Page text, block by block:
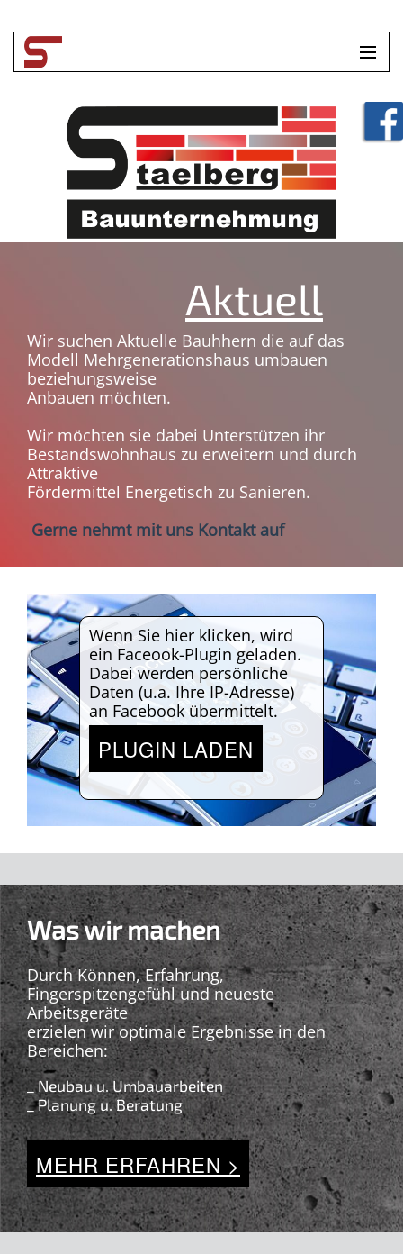
UNTERNEHMEN
LEISTUNGEN
TOOLBOX
Aktuell
Wir suchen Aktuelle Bauhhern die auf das
Modell Mehrgenerationshaus umbauen
beziehungsweise
Anbauen möchten.
Wir möchten sie dabei Unterstützen ihr
Bestandswohnhaus zu erweitern und durch
Attraktive
Fördermittel Energetisch zu Sanieren.
Gerne nehmt mit uns Kontakt auf
Wenn Sie hier klicken, wird
ein Faceook-Plugin geladen.
Dabei werden persönliche
Daten (u.a. Ihre IP-Adresse)
an Facebook übermittelt.
PLUGIN LADEN
Was wir machen
Durch Können, Erfahrung,
Fingerspitzengefühl und neueste
Arbeitsgeräte
erzielen wir optimale Ergebnisse in den
Bereichen:
_ Neubau u. Umbauarbeiten
_ Planung u. Beratung
MEHR ERFAHREN >